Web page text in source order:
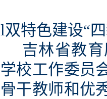
l双特色建设“
吉林省教
学校工作委员
骨干教师和优